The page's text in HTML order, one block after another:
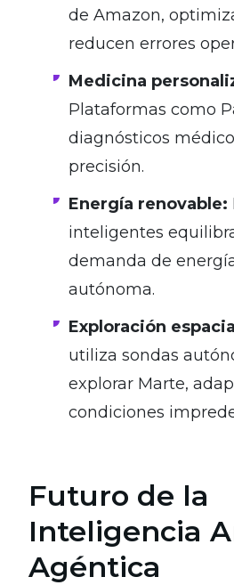
de Amazon,
reducen errores
Medicina
Plataformas como
diagnósticos
precisión.
Energía renovable:
inteligentes
demanda de
autónoma.
Exploración
utiliza sondas
explorar Marte,
condiciones
Futuro de la
Inteligencia
Agéntica